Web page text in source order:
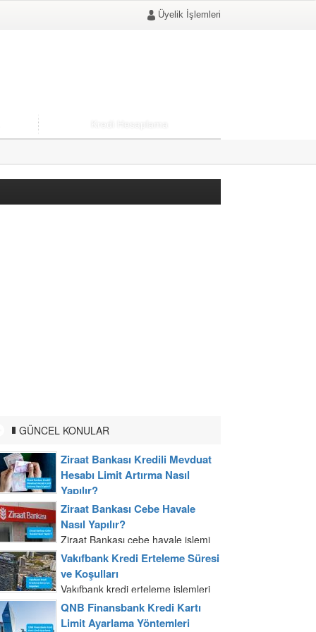
Üyelik İşlemleri
GÜNCEL KONULAR
Ziraat Bankası Kredili Mevduat
Hesabı Limit Artırma Nasıl
Yapılır?
Ziraat Bankası kredili mevduat
hesabı limitinizi artırmak için banka
şubelerine başvuru yapabilmeniz
mümkündür. Gelir belgenizi ve
nüfus cüzdanınızla banka şubesine
gittiğiniz zaman kredi yetkilisi ile...
Ziraat Bankası Cebe Havale
Nasıl Yapılır?
Ziraat Bankası cebe havale işlemi
mobil uygulama ve internet
bankacılığı üzerinden yapılır. Ziraat
Bankası cebe havale işlemini
internet bankacılığından
gerçekleştirmek T.C. kimlik
Vakıfbank Kredi Erteleme Süresi
ve Koşulları
Vakıfbank kredi erteleme işlemleri
Vakıfbank şubelerinden yapılabilir.
Nüfus cüzdanınız ile şubeye
QNB Finansbank Kredi Kartı
Limit Ayarlama Yöntemleri